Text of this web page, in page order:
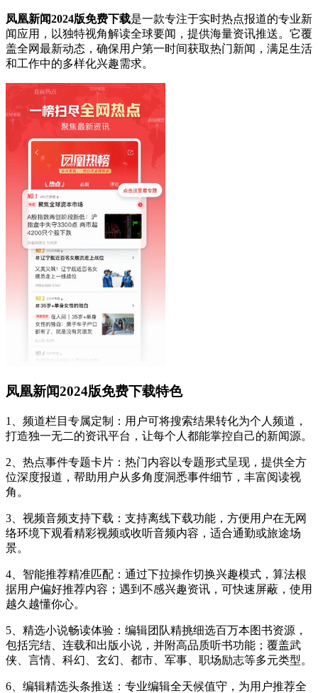
凤凰新闻2024版免费下载是一款专注于实时热点报道的专业新
闻应用，以独特视角解读全球要闻，提供海量资讯推送。它覆
盖全网最新动态，确保用户第一时间获取热门新闻，满足生活
和工作中的多样化兴趣需求。
凤凰新闻2024版免费下载特色
1、频道栏目专属定制：用户可将搜索结果转化为个人频道，
打造独一无二的资讯平台，让每个人都能掌控自己的新闻源。
2、热点事件专题卡片：热门内容以专题形式呈现，提供全方
位深度报道，帮助用户从多角度洞悉事件细节，丰富阅读视
角。
3、视频音频支持下载：支持离线下载功能，方便用户在无网
络环境下观看精彩视频或收听音频内容，适合通勤或旅途场
景。
4、智能推荐精准匹配：通过下拉操作切换兴趣模式，算法根
据用户偏好推荐内容；遇到不感兴趣资讯，可快速屏蔽，使用
越久越懂你心。
5、精选小说畅读体验：编辑团队精挑细选百万本图书资源，
包括完结、连载和出版小说，并附高品质听书功能；覆盖武
侠、言情、科幻、玄幻、都市、军事、职场励志等多元类型。
6、编辑精选头条推送：专业编辑全天候值守，为用户推荐全